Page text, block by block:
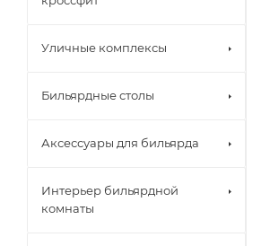
Уличные комплексы
Бильярдные столы
Аксессуары для бильярда
Интерьер бильярдной
комнаты